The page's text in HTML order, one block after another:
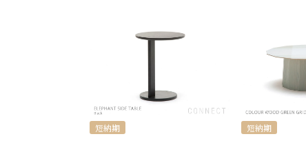
短納期 短納期